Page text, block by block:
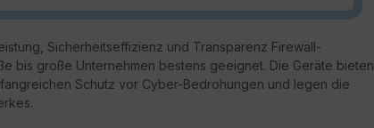
Sicherheitseffizienz und Transparenz Firewall-
bis große Unternehmen bestens geeignet. Die Geräte bieten
Schutz vor Cyber-Bedrohungen und legen die